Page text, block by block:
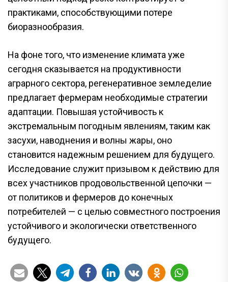
практиками, способствующими потере
биоразнообразия.
На фоне того, что изменение климата уже
сегодня сказывается на продуктивности
аграрного сектора, регенеративное земледелие
предлагает фермерам необходимые стратегии
адаптации. Повышая устойчивость к
экстремальным погодным явлениям, таким как
засухи, наводнения и волны жары, оно
становится надежным решением для будущего.
Исследование служит призывом к действию для
всех участников продовольственной цепочки —
от политиков и фермеров до конечных
потребителей — с целью совместного построения
устойчивого и экологически ответственного
будущего.